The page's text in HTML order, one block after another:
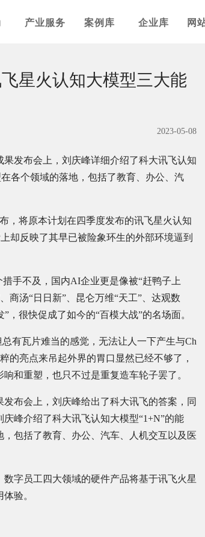
产业服务 案例库 企业库 网
星火认知大模型三大能
2023-05-08
发布会上，刘庆峰详细介绍了科大讯飞认知
各个领域的落地，包括了教育、办公、汽
，将原本计划在四季度发布的讯飞星火认知
却反映了其早已被险象环生的外部环境逼到
手不及，国内AI企业更是像被“赶鸭子上
商汤“日日新”、昆仑万维“天工”、达观数
很快促成了如今的“百模大战”的名场面。
有瓦片难当的感觉，无法让人一下产生与Ch
的亮点来吊起外界的胃口显然已经不够了，
和重塑，也只不过是重复造车轮子罢了。
布会上，刘庆峰给出了科大讯飞的答案，同
峰介绍了科大讯飞认知大模型“1+N”的能
包括了教育、办公、汽车、人机交互以及医
字员工四大领域的硬件产品将基于讯飞火星
验。